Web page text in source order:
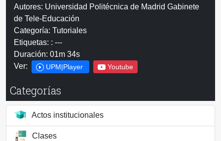
Autores: Universidad Politécnica de Madrid Gabinete
de Tele-Educación
Categoría: Tutoriales
Etiquetas: : ---
Duración: 01m 34s
Ver:
UPM|Player Youtube
Categorías
Actos institucionales
Clases